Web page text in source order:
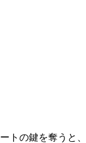
の鍵を奪う